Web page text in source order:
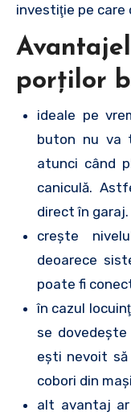
investiţie pe care
porţilor
ideale pe
buton nu va
atunci când
caniculă.
direct în garaj.
creşte
deoarece
poate fi
în cazul
se
eşti nevoit să
cobori din
alt avantaj